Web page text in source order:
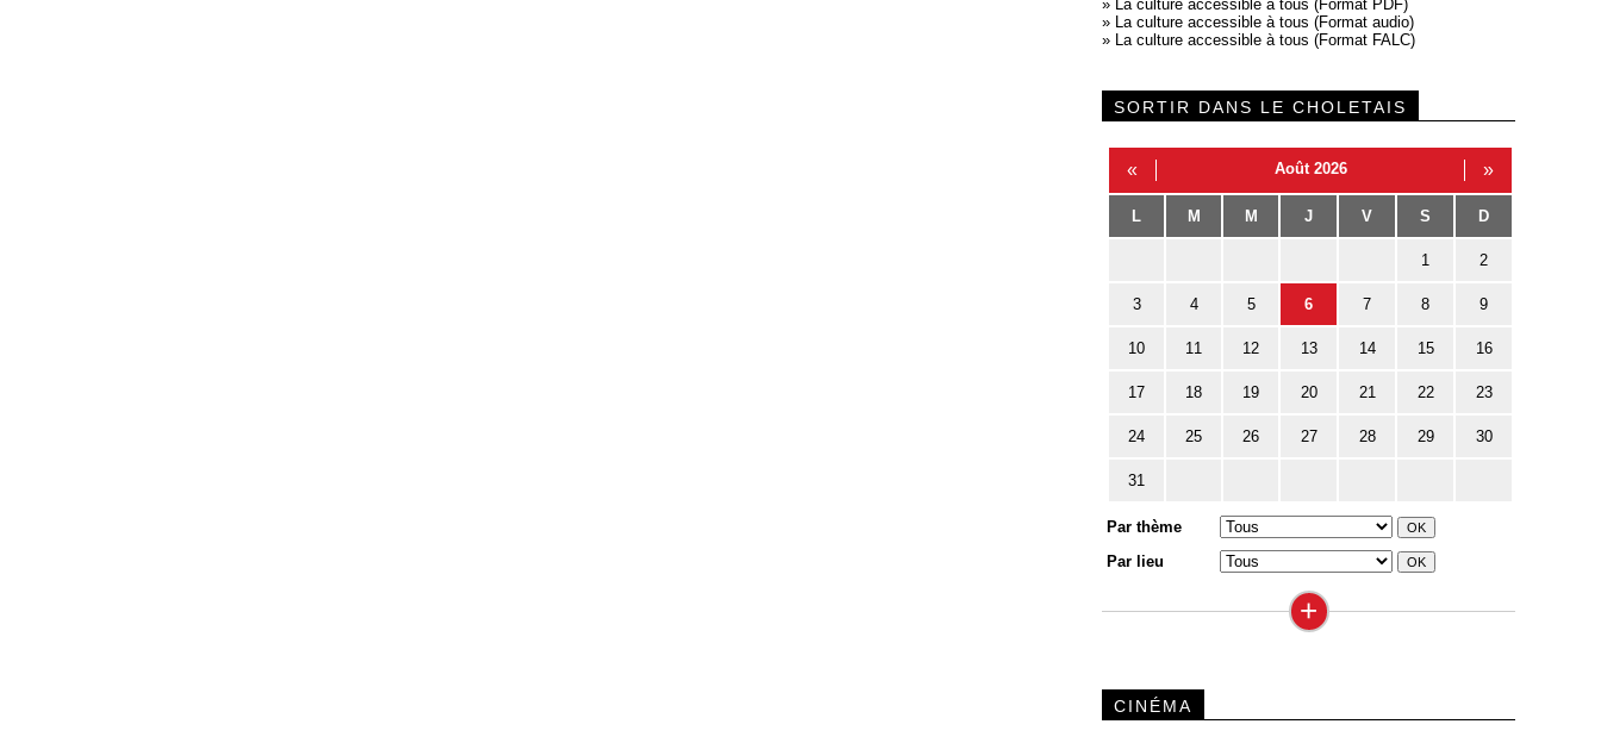
» La culture accessible à tous (Format PDF)
» La culture accessible à tous (Format audio)
» La culture accessible à tous (Format FALC)
SORTIR DANS LE CHOLETAIS
« Août 2026 »
L M M J V S D
1 2
3 4 5 6 7 8 9
10 11 12 13 14 15 16
17 18 19 20 21 22 23
24 25 26 27 28 29 30
31
Par thème
Par lieu
+
CINÉMA